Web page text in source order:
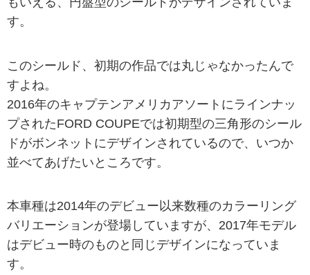
す。
このシールド、初期の作品では丸じゃなかったんで
すよね。
2016年のキャプテンアメリカアソートにラインナッ
プされたFORD COUPEでは初期型の三角形のシール
ドがボンネットにデザインされているので、いつか
並べてあげたいところです。
本車種は2014年のデビュー以来数種のカラーリング
バリエーションが登場していますが、2017年モデル
はデビュー時のものと同じデザインになっていま
す。